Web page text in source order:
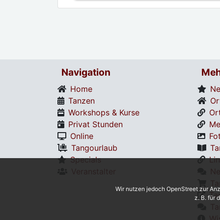
Navigation
Home
Tanzen
Workshops & Kurse
Privat Stunden
Online
Tangourlaub
Specials
Wir nutzen jedoch OpenStreet zur
z. B. für